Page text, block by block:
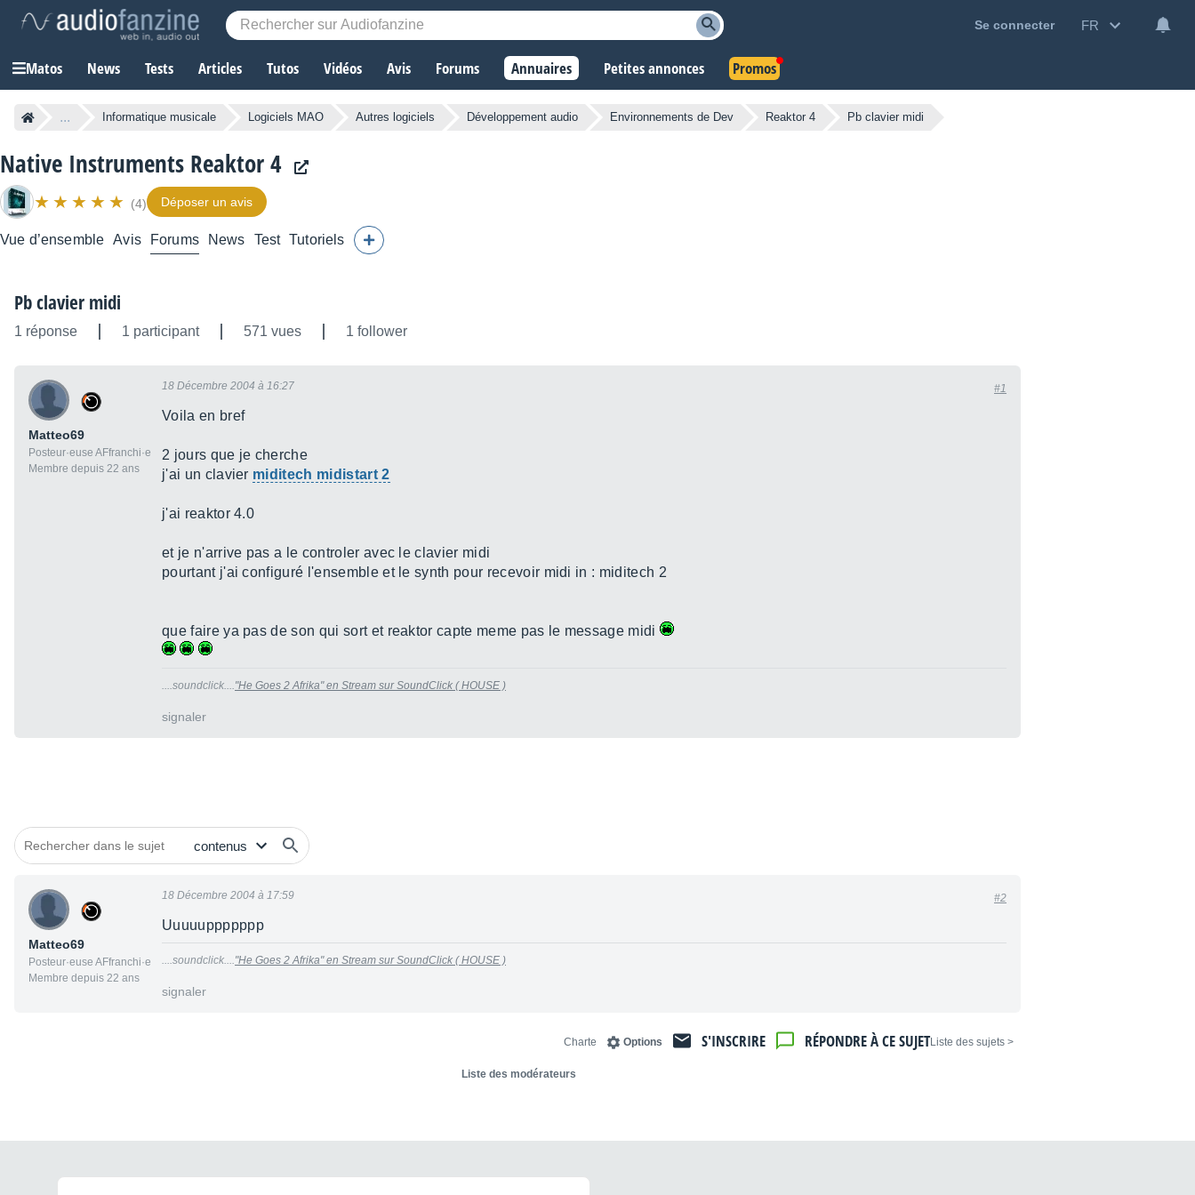
Se connecter FR
Matos News Tests Articles Tutos Vidéos Avis Forums Annuaires Petites annonces Promos
... Informatique musicale Logiciels MAO Autres logiciels Développement audio Environnements de Dev Reaktor 4 Pb clavier midi
Native Instruments Reaktor 4
(4) Déposer un avis
Vue d’ensemble Avis Forums News Test Tutoriels
Pb clavier midi
1 réponse 1 participant 571 vues 1 follower
Matteo69
Posteur·euse AFfranchi·e
Membre depuis 22 ans
18 Décembre 2004 à 16:27 #1
Voila en bref
2 jours que je cherche
j'ai un clavier miditech midistart 2
j'ai reaktor 4.0
et je n'arrive pas a le controler avec le clavier midi
pourtant j'ai configuré l'ensemble et le synth pour recevoir midi in : miditech 2
que faire ya pas de son qui sort et reaktor capte meme pas le message midi
....soundclick...."He Goes 2 Afrika" en Stream sur SoundClick ( HOUSE )
signaler
Matteo69
Posteur·euse AFfranchi·e
Membre depuis 22 ans
18 Décembre 2004 à 17:59 #2
Uuuuuppppppp
....soundclick...."He Goes 2 Afrika" en Stream sur SoundClick ( HOUSE )
signaler
< Liste des sujets
RÉPONDRE À CE SUJET
S'INSCRIRE
Options
Charte
Liste des modérateurs